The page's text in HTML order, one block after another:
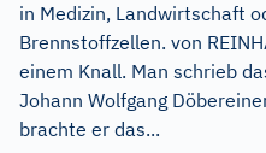
in Medizin, Landwirtschaft
Brennstoffzellen. von
einem Knall. Man schrieb
Johann Wolfgang
brachte er das...